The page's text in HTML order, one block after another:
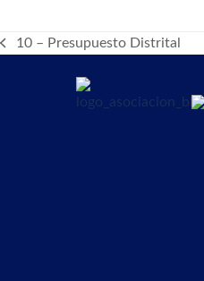
previous
10 – Presupuesto Distrital